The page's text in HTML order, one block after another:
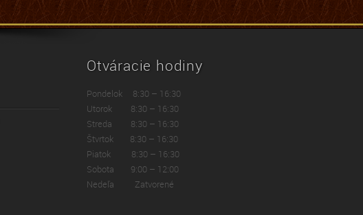
Otváracie hodiny
Pondelok 8:30 – 16:30
Utorok 8:30 – 16:30
Streda 8:30 – 16:30
Štvrtok 8:30 – 16:30
Piatok 8:30 – 16:30
Sobota 9:00 – 12:00
Nedeľa Zatvorené